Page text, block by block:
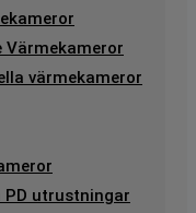
Värmekameror
värmekameror
PD utrustningar